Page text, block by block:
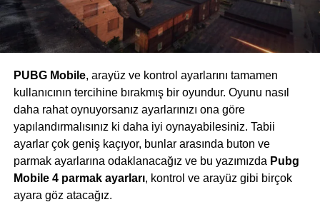
PUBG Mobile, arayüz ve kontrol ayarlarını tamamen
kullanıcının tercihine bırakmış bir oyundur. Oyunu nasıl
daha rahat oynuyorsanız ayarlarınızı ona göre
yapılandırmalısınız ki daha iyi oynayabilesiniz. Tabii
ayarlar çok geniş kaçıyor, bunlar arasında buton ve
parmak ayarlarına odaklanacağız ve bu yazımızda Pubg
Mobile 4 parmak ayarları, kontrol ve arayüz gibi birçok
ayara göz atacağız.